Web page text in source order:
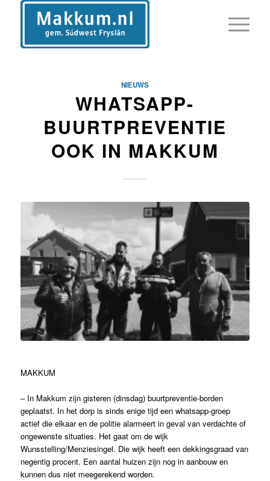
NIEUWS
WHATSAPP-
BUURTPREVENTIE
OOK IN MAKKUM
MAKKUM
– In Makkum zijn gisteren (dinsdag) buurtpreventie-borden
geplaatst. In het dorp is sinds enige tijd een whatsapp-groep
actief die elkaar en de politie alarmeert in geval van verdachte of
ongewenste situaties. Het gaat om de wijk
Wunsstelling/Menziesingel. Die wijk heeft een dekkingsgraad van
negentig procent. Een aantal huizen zijn nog in aanbouw en
kunnen dus niet meegerekend worden.